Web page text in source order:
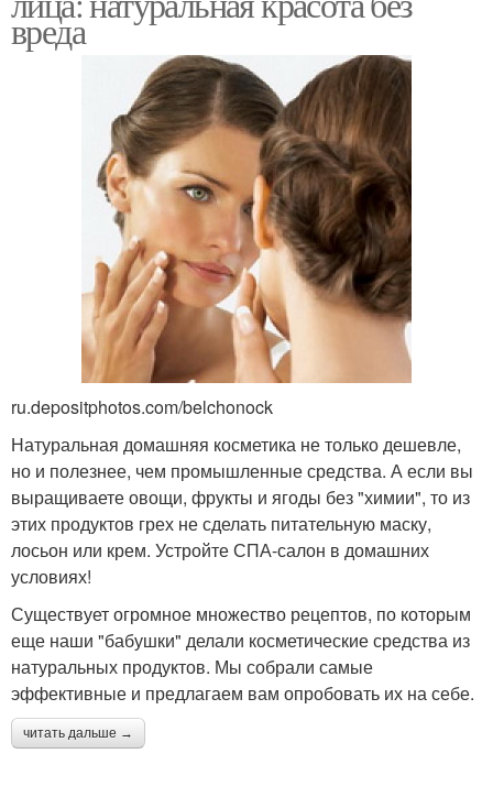
вреда
ru.depositphotos.com/belchonock
Натуральная домашняя косметика не только дешевле,
но и полезнее, чем промышленные средства. А если вы
выращиваете овощи, фрукты и ягоды без "химии", то из
этих продуктов грех не сделать питательную маску,
лосьон или крем. Устройте СПА-салон в домашних
условиях!
Существует огромное множество рецептов, по которым
еще наши "бабушки" делали косметические средства из
натуральных продуктов. Мы собрали самые
эффективные и предлагаем вам опробовать их на себе.
читать дальше →